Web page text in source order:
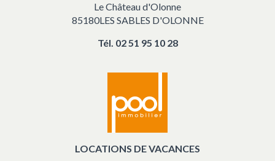
Le Château d'Olonne
85180LES SABLES D'OLONNE
Tél. 02 51 95 10 28
LOCATIONS DE VACANCES